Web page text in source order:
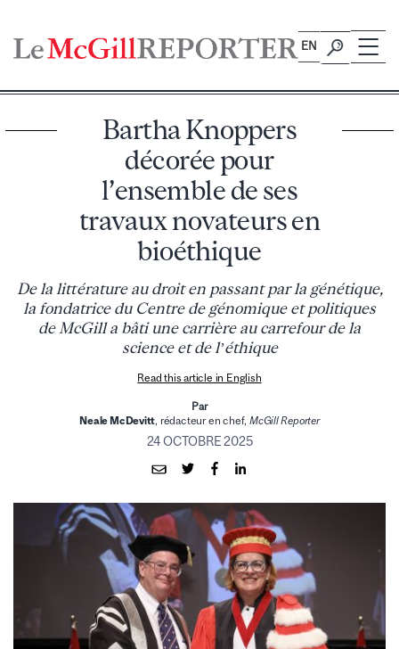
content
EN
Bartha Knoppers
décorée pour
l’ensemble de ses
travaux novateurs en
bioéthique
De la littérature au droit en passant par la génétique,
la fondatrice du Centre de génomique et politiques
de McGill a bâti une carrière au carrefour de la
science et de l’éthique
Read this article in English
Par
Neale McDevitt, rédacteur en chef, McGill Reporter
24 OCTOBRE 2025